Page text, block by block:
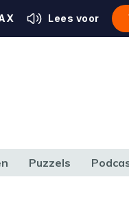
Lees voor
Puzzels